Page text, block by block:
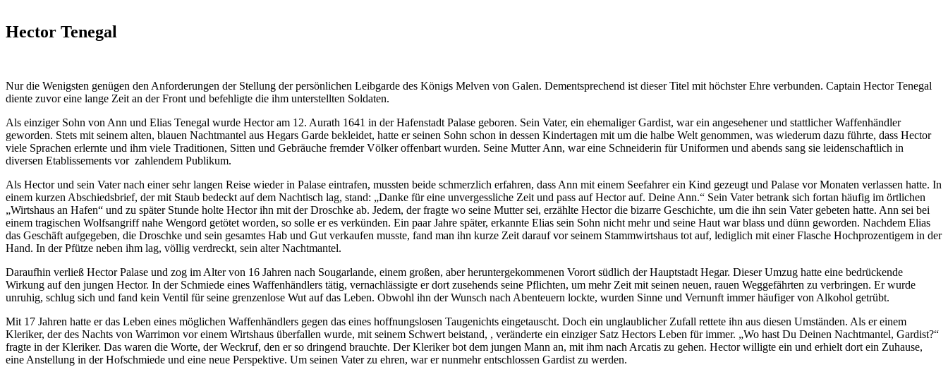
Hector Tenegal
Nur die Wenigsten genügen den Anforderungen der Stellung der persönlichen Leibgarde des Königs Melven von Galen. Dementsprechend ist dieser Titel mit höchster Ehre verbunden. Captain Hector Tenegal
diente zuvor eine lange Zeit an der Front und befehligte die ihm unterstellten Soldaten.
Als einziger Sohn von Ann und Elias Tenegal wurde Hector am 12. Aurath 1641 in der Hafenstadt Palase geboren. Sein Vater, ein ehemaliger Gardist, war ein angesehener und stattlicher Waffenhändler
geworden. Stets mit seinem alten, blauen Nachtmantel aus Hegars Garde bekleidet, hatte er seinen Sohn schon in dessen Kindertagen mit um die halbe Welt genommen, was wiederum dazu führte, dass Hector
viele Sprachen erlernte und ihm viele Traditionen, Sitten und Gebräuche fremder Völker offenbart wurden. Seine Mutter Ann, war eine Schneiderin für Uniformen und abends sang sie leidenschaftlich in
diversen Etablissements vor zahlendem Publikum.
Als Hector und sein Vater nach einer sehr langen Reise wieder in Palase eintrafen, mussten beide schmerzlich erfahren, dass Ann mit einem Seefahrer ein Kind gezeugt und Palase vor Monaten verlassen hatte. In
einem kurzen Abschiedsbrief, der mit Staub bedeckt auf dem Nachtisch lag, stand: „Danke für eine unvergessliche Zeit und pass auf Hector auf. Deine Ann.“ Sein Vater betrank sich fortan häufig im örtlichen
„Wirtshaus an Hafen“ und zu später Stunde holte Hector ihn mit der Droschke ab. Jedem, der fragte wo seine Mutter sei, erzählte Hector die bizarre Geschichte, um die ihn sein Vater gebeten hatte. Ann sei bei
einem tragischen Wolfsangriff nahe Wengord getötet worden, so solle er es verkünden. Ein paar Jahre später, erkannte Elias sein Sohn nicht mehr und seine Haut war blass und dünn geworden. Nachdem Elias
das Geschäft aufgegeben, die Droschke und sein gesamtes Hab und Gut verkaufen musste, fand man ihn kurze Zeit darauf vor seinem Stammwirtshaus tot auf, lediglich mit einer Flasche Hochprozentigem in der
Hand. In der Pfütze neben ihm lag, völlig verdreckt, sein alter Nachtmantel.
Daraufhin verließ Hector Palase und zog im Alter von 16 Jahren nach Sougarlande, einem großen, aber heruntergekommenen Vorort südlich der Hauptstadt Hegar. Dieser Umzug hatte eine bedrückende
Wirkung auf den jungen Hector. In der Schmiede eines Waffenhändlers tätig, vernachlässigte er dort zusehends seine Pflichten, um mehr Zeit mit seinen neuen, rauen Weggefährten zu verbringen. Er wurde
unruhig, schlug sich und fand kein Ventil für seine grenzenlose Wut auf das Leben. Obwohl ihn der Wunsch nach Abenteuern lockte, wurden Sinne und Vernunft immer häufiger von Alkohol getrübt.
Mit 17 Jahren hatte er das Leben eines möglichen Waffenhändlers gegen das eines hoffnungslosen Taugenichts eingetauscht. Doch ein unglaublicher Zufall rettete ihn aus diesen Umständen. Als er einem
Kleriker, der des Nachts von Warrimon vor einem Wirtshaus überfallen wurde, mit seinem Schwert beistand, , veränderte ein einziger Satz Hectors Leben für immer. „Wo hast Du Deinen Nachtmantel, Gardist?“
fragte in der Kleriker. Das waren die Worte, der Weckruf, den er so dringend brauchte. Der Kleriker bot dem jungen Mann an, mit ihm nach Arcatis zu gehen. Hector willigte ein und erhielt dort ein Zuhause,
eine Anstellung in der Hofschmiede und eine neue Perspektive. Um seinen Vater zu ehren, war er nunmehr entschlossen Gardist zu werden.